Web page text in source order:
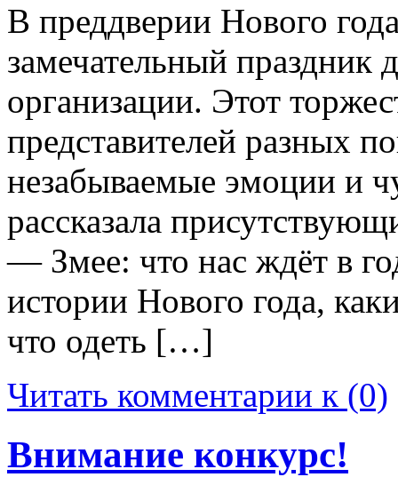
В преддверии Нового
замечательный праздник
организации. Этот
представителей разных
незабываемые эмоции и
рассказала
— Змее: что нас ждёт в
истории Нового года,
что одеть […]
Читать комментарии к (0)
Внимание конкурс!